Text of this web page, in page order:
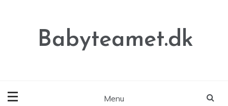
Babyteamet.dk
Menu